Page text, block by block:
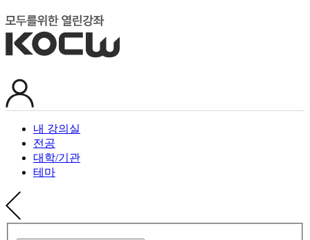
내 강의실
전공
대학/기관
테마